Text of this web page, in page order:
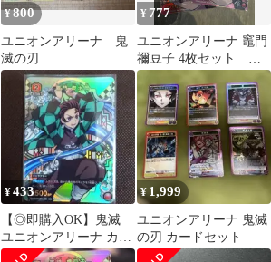
¥800
ユニオンアリーナ 鬼
滅の刃
¥ 777
ユニオンアリーナ 竈門
禰豆子 4枚セット プ
ロモ UAPR/KMY-1-074
¥433
【◎即購入OK】鬼滅
ユニオンアリーナ カー
ド 炭治郎
¥ 1,999
ユニオンアリーナ 鬼滅
の刃 カードセット